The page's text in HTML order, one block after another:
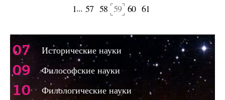
1... 57 58 59 60 61
07 Исторические науки
09 Философские науки
10 Филологические науки